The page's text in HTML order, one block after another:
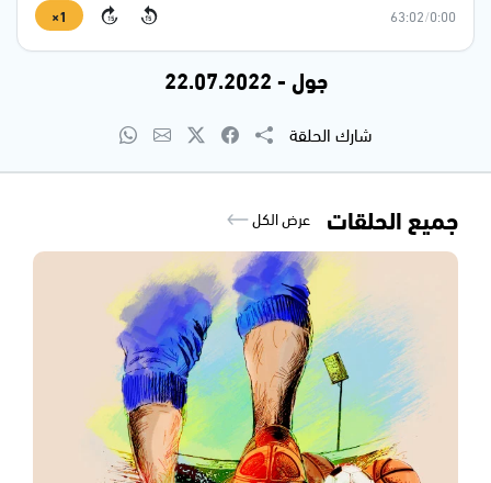
0:00
/
63:02
15
15
1×
جول - 22.07.2022
شارك الحلقة
جميع الحلقات عرض الكل